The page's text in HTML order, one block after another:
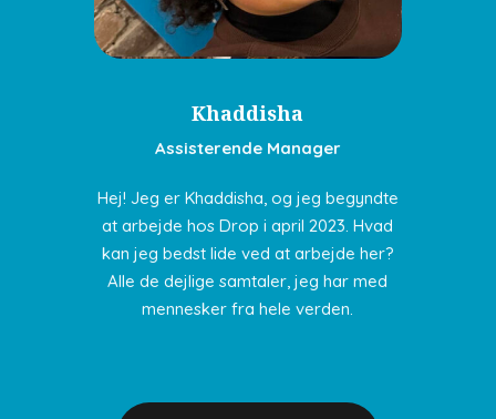
Khaddisha
Assisterende Manager
Hej! Jeg er Khaddisha, og jeg begyndte
at arbejde hos Drop i april 2023. Hvad
kan jeg bedst lide ved at arbejde her?
Alle de dejlige samtaler, jeg har med
mennesker fra hele verden.